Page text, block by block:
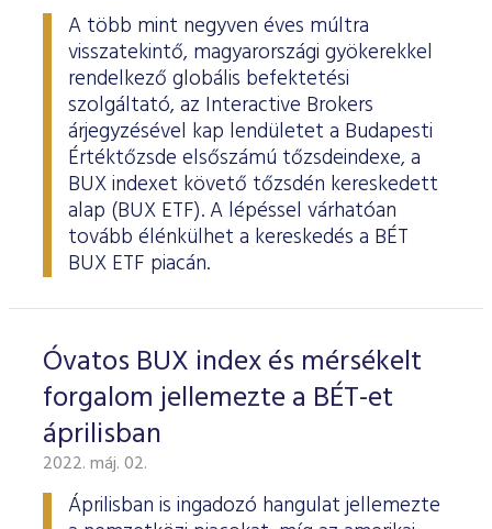
A több mint negyven éves múltra
visszatekintő, magyarországi gyökerekkel
rendelkező globális befektetési
szolgáltató, az Interactive Brokers
árjegyzésével kap lendületet a Budapesti
Értéktőzsde elsőszámú tőzsdeindexe, a
BUX indexet követő tőzsdén kereskedett
alap (BUX ETF). A lépéssel várhatóan
tovább élénkülhet a kereskedés a BÉT
BUX ETF piacán.
Óvatos BUX index és mérsékelt
forgalom jellemezte a BÉT-et
áprilisban
2022. máj. 02.
Áprilisban is ingadozó hangulat jellemezte